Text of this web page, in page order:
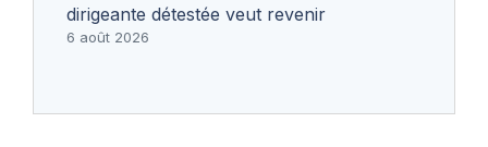
dirigeante détestée veut revenir
6 août 2026